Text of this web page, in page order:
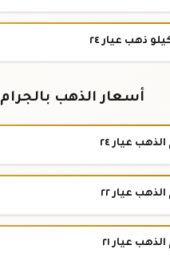
ذهب عيار ٢٤
أسعار الذهب بالجرام
عيار ٢٤
عيار ٢٢
عيار ٢١